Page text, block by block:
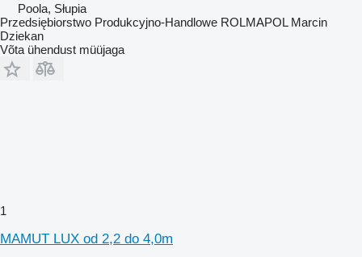
Poola, Słupia
Przedsiębiorstwo Produkcyjno-Handlowe ROLMAPOL Marcin
Dziekan
Võta ühendust müüjaga
1
MAMUT LUX od 2,2 do 4,0m